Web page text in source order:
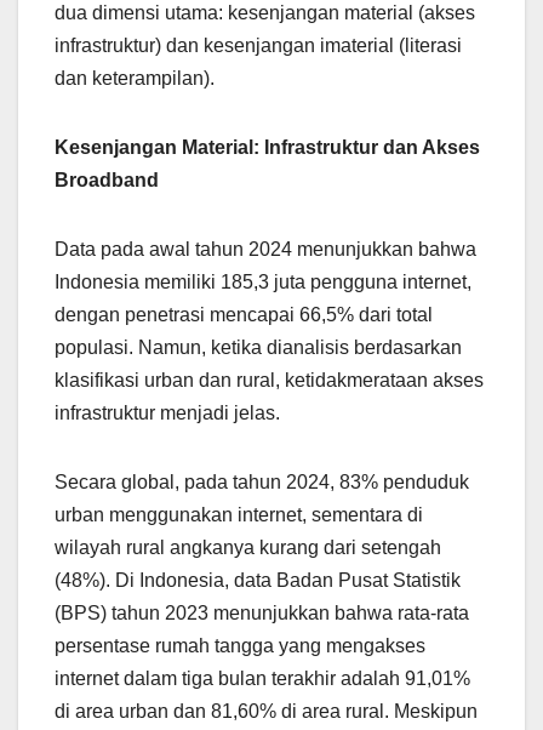
dua dimensi utama: kesenjangan material (akses
infrastruktur) dan kesenjangan imaterial (literasi
dan keterampilan).
Kesenjangan Material: Infrastruktur dan Akses
Broadband
Data pada awal tahun 2024 menunjukkan bahwa
Indonesia memiliki 185,3 juta pengguna internet,
dengan penetrasi mencapai 66,5% dari total
populasi. Namun, ketika dianalisis berdasarkan
klasifikasi urban dan rural, ketidakmerataan akses
infrastruktur menjadi jelas.
Secara global, pada tahun 2024, 83% penduduk
urban menggunakan internet, sementara di
wilayah rural angkanya kurang dari setengah
(48%). Di Indonesia, data Badan Pusat Statistik
(BPS) tahun 2023 menunjukkan bahwa rata-rata
persentase rumah tangga yang mengakses
internet dalam tiga bulan terakhir adalah 91,01%
di area urban dan 81,60% di area rural. Meskipun